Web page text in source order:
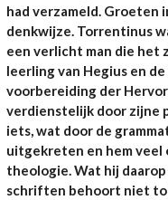
had verzameld. Groeten
denkwijze. Torrentinus
een verlicht man die het
leerling van Hegius en
voorbereiding der
verdienstelijk door zijne
iets, wat door de
uitgekreten en hem
theologie. Wat hij
schriften behoort niet